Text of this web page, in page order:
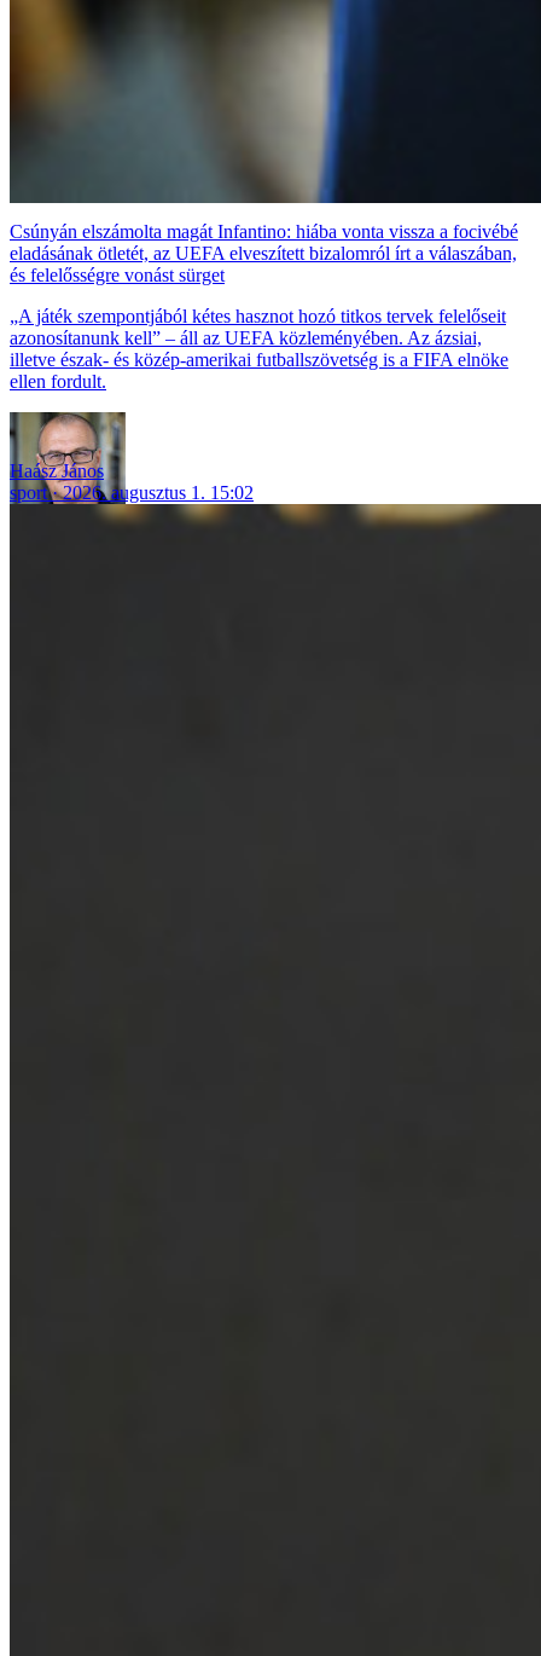
Csúnyán elszámolta magát Infantino: hiába vonta vissza a focivébé
eladásának ötletét, az UEFA elveszített bizalomról írt a válaszában,
és felelősségre vonást sürget
„A játék szempontjából kétes hasznot hozó titkos tervek felelőseit
azonosítanunk kell” – áll az UEFA közleményében. Az ázsiai,
illetve észak- és közép-amerikai futballszövetség is a FIFA elnöke
ellen fordult.
Haász János
sport
2026. augusztus 1. 15:02